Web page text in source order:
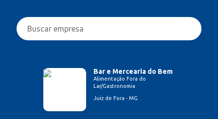
Bar e Mercearia do Bem
Alimentação Fora do
Lar/Gastronomia
Juiz de Fora - MG